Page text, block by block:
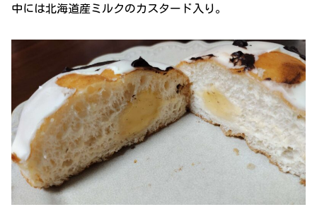
中には北海道産ミルクのカスタード入り。